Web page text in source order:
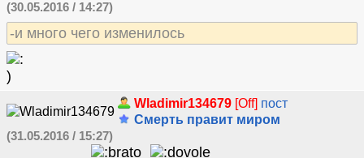
(30.05.2016 / 14:27)
-и много чего изменилось
Wladimir134679 [Off] пост
Смерть правит миром
(31.05.2016 / 15:27)